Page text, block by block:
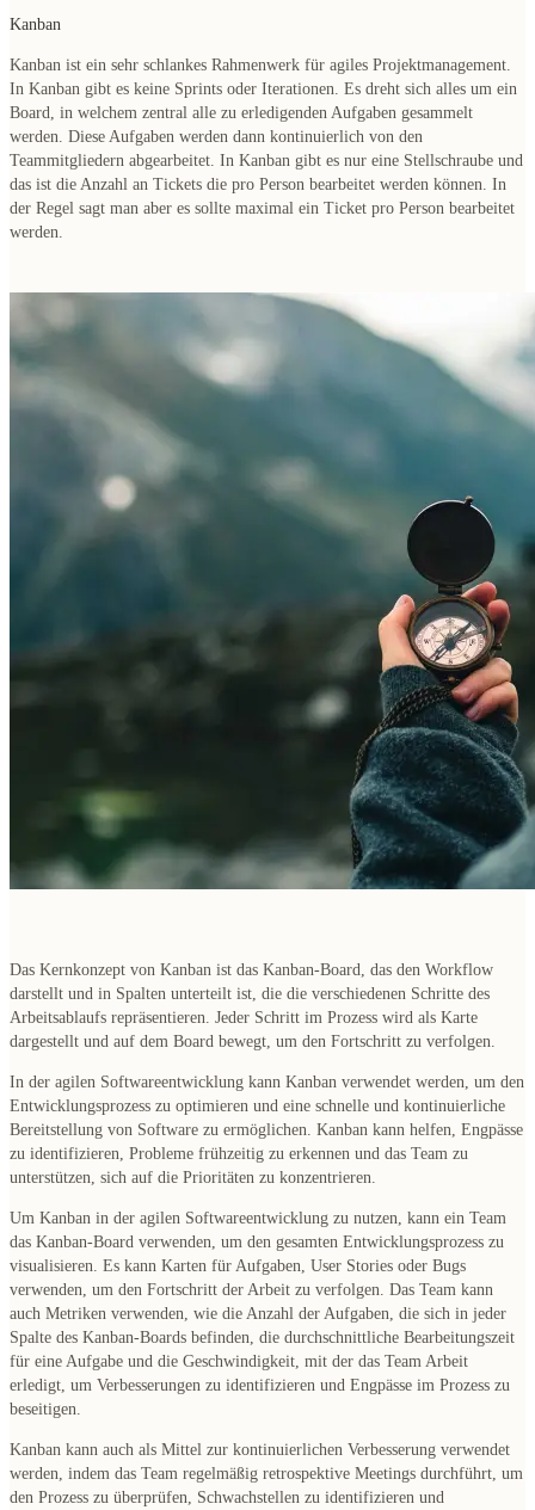
Kanban
Kanban ist ein sehr schlankes Rahmenwerk für agiles Projektmanagement.
In Kanban gibt es keine Sprints oder Iterationen . Es dreht sich alles um ein
Board, in welchem zentral alle zu erledigenden Aufgaben gesammelt
werden . Diese Aufgaben werden dann kontinuierlich von den
Teammitgliedern abgearbeitet. In Kanban gibt es nur eine Stellschraube und
das ist die Anzahl an Tickets die pro Person bearbeitet werden können. In
der Regel sagt man aber es sollte maximal ein Ticket pro Person bearbeitet
werden.
Das Kernkonzept von Kanban ist das Kanban-Board , das den Workflow
darstellt und in Spalten unterteilt ist, die die verschiedenen Schritte des
Arbeitsablaufs repräsentieren. Jeder Schritt im Prozess wird als Karte
dargestellt und auf dem Board bewegt, um den Fortschritt zu verfolgen.
In der agilen Softwareentwicklung kann Kanban verwendet werden, um den
Entwicklungsprozess zu optimieren und eine schnelle und kontinuierliche
Bereitstellung von Software zu ermöglichen. Kanban kann helfen, Engpässe
zu identifizieren, Probleme frühzeitig zu erkennen und das Team zu
unterstützen, sich auf die Prioritäten zu konzentrieren.
Um Kanban in der agilen Softwareentwicklung zu nutzen, kann ein Team
das Kanban-Board verwenden, um den gesamten Entwicklungsprozess zu
visualisieren. Es kann Karten für Aufgaben, User Stories oder Bugs
verwenden, um den Fortschritt der Arbeit zu verfolgen. Das Team kann
auch Metriken verwenden, wie die Anzahl der Aufgaben, die sich in jeder
Spalte des Kanban-Boards befinden, die durchschnittliche Bearbeitungszeit
für eine Aufgabe und die Geschwindigkeit, mit der das Team Arbeit
erledigt, um Verbesserungen zu identifizieren und Engpässe im Prozess zu
beseitigen.
Kanban kann auch als Mittel zur kontinuierlichen Verbesserung verwendet
werden, indem das Team regelmäßig retrospektive Meetings durchführt, um
den Prozess zu überprüfen, Schwachstellen zu identifizieren und